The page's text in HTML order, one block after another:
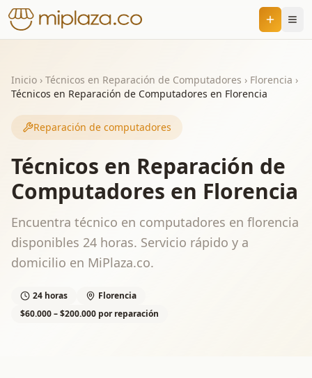
Inicio › Técnicos en Reparación de Computadores › Florencia ›
Técnicos en Reparación de Computadores en Florencia
Reparación de computadores
Técnicos en Reparación de
Computadores en Florencia
Encuentra técnico en computadores en florencia
disponibles 24 horas. Servicio rápido y a
domicilio en MiPlaza.co.
24 horas
Florencia
$60.000 – $200.000 por reparación